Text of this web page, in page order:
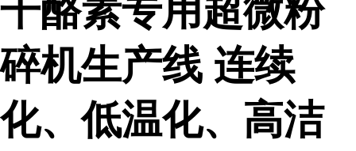
干酪素专用超微粉
碎机生产线 连续
化、低温化、高洁